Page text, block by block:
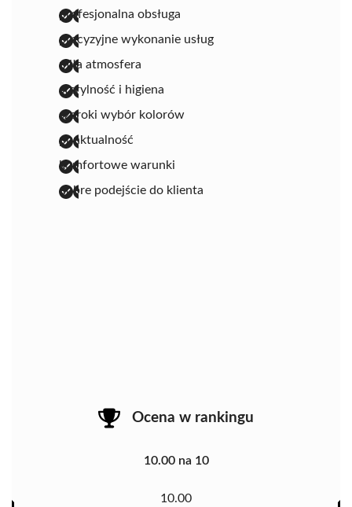
profesjonalna obsługa
precyzyjne wykonanie usług
miła atmosfera
sterylność i higiena
szeroki wybór kolorów
punktualność
komfortowe warunki
dobre podejście do klienta
Ocena w rankingu
10.00 na 10
10.00